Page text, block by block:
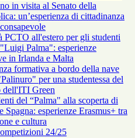
in visita al Senato della
un’esperienza di cittadinanza
PCTO all'estero per gli studenti
Palma": esperienze
in Irlanda e Malta
formativa a bordo della nave
per una studentessa del
dell'ITI Green
del “Palma" alla scoperta di
Spagna: esperienze Erasmus+ tra
e cultura
24/25